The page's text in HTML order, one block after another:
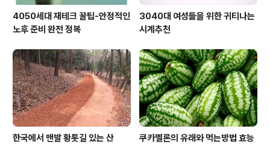
4050세대 재테크 꿀팁-안정적인
노후 준비 완전 정복
3040대 여성들을 위한 귀티나는
시계추천
한국에서 맨발 황톳길 있는 산 쿠카멜론의 유래와 먹는방법 효능